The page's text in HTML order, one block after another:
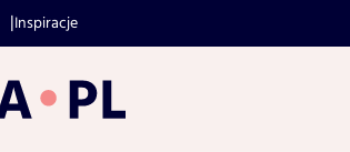
Inspiracje